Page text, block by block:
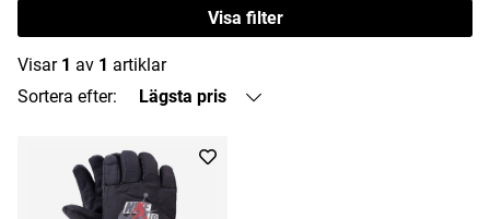
Visa filter
Visar 1 av 1 artiklar
Sortera efter:
Lägsta pris